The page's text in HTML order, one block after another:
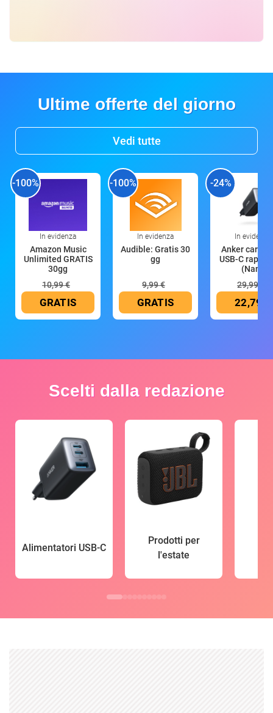
Ultime offerte del giorno
Vedi tutte
-100%
In evidenza
Amazon Music
Unlimited GRATIS
30gg
10,99 €
GRATIS
-100%
In evidenza
Audible: Gratis 30
gg
9,99 €
GRATIS
-24%
In evidenza
Anker
USB-C rapido
(Nano
29,99 €
22,79 €
Scelti dalla redazione
Alimentatori USB-C
Prodotti per
l'estate